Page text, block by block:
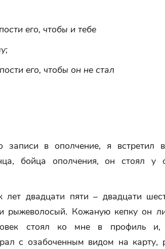
его, чтобы и тебе
его, чтобы он не стал
в ополчение, я встретил
бойца ополчения, он стоял у
двадцати пяти – двадцати
рыжеволосый. Кожаную кепку он
стоял ко мне в профиль и,
с озабоченным видом на карту,